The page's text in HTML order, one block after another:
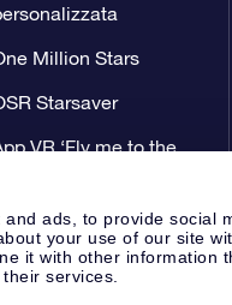
ads, to provide social
your use of our site
it with other information
services.
Million Stars
Starsaver
VR ‘Fly me to the